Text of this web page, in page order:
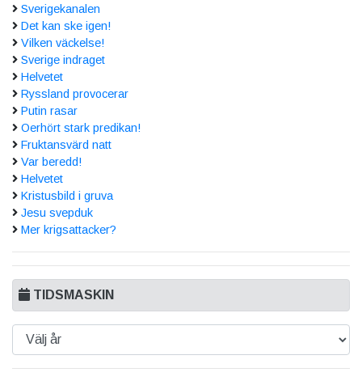
Sverigekanalen
Det kan ske igen!
Vilken väckelse!
Sverige indraget
Helvetet
Ryssland provocerar
Putin rasar
Oerhört stark predikan!
Fruktansvärd natt
Var beredd!
Helvetet
Kristusbild i gruva
Jesu svepduk
Mer krigsattacker?
TIDSMASKIN